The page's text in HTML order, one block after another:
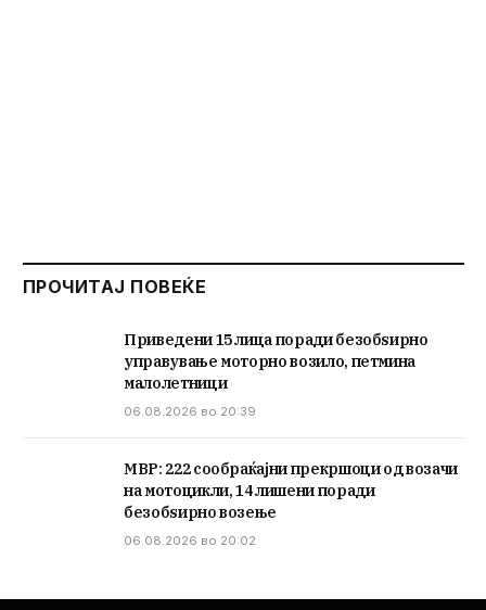
ПРОЧИТАЈ ПОВЕЌЕ
Приведени 15 лица поради безобѕирно
управување моторно возило, петмина
малолетници
06.08.2026 во 20:39
МВР: 222 сообраќајни прекршоци од возачи
на мотоцикли, 14 лишени поради
безобѕирно возење
06.08.2026 во 20:02